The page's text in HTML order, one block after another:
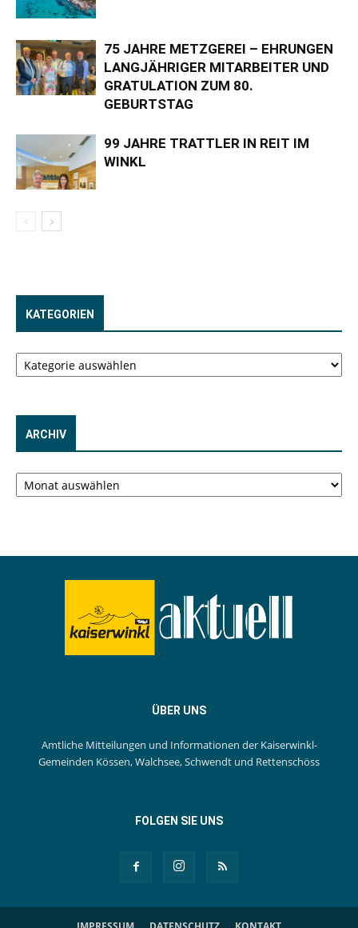
75 JAHRE METZGEREI – EHRUNGEN
LANGJÄHRIGER MITARBEITER UND
GRATULATION ZUM 80.
GEBURTSTAG
99 JAHRE TRATTLER IN REIT IM
WINKL
KATEGORIEN
Kategorien
ARCHIV
Archiv
ÜBER UNS
Amtliche Mitteilungen und Informationen der Kaiserwinkl-
Gemeinden Kössen, Walchsee, Schwendt und Rettenschöss
FOLGEN SIE UNS